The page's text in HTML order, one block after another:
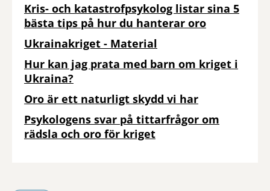
Kris- och katastrofpsykolog listar sina 5
bästa tips på hur du hanterar oro
Ukrainakriget - Material
Hur kan jag prata med barn om kriget i
Ukraina?
Oro är ett naturligt skydd vi har
Psykologens svar på tittarfrågor om
rädsla och oro för kriget